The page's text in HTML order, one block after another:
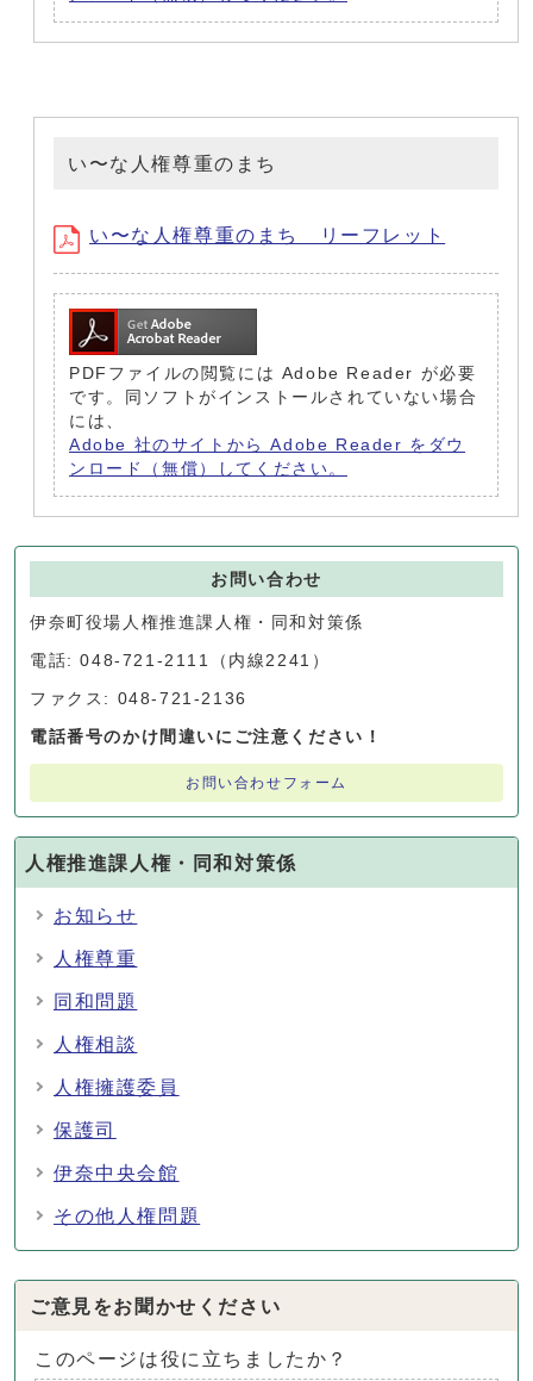
い〜な人権尊重のまち
い〜な人権尊重のまち リーフレット
PDFファイルの閲覧には Adobe Reader が必要
です。同ソフトがインストールされていない場合
には、
Adobe 社のサイトから Adobe Reader をダウ
ンロード（無償）してください。
お問い合わせ
伊奈町役場人権推進課人権・同和対策係
電話: 048-721-2111（内線2241）
ファクス: 048-721-2136
電話番号のかけ間違いにご注意ください！
お問い合わせフォーム
人権推進課人権・同和対策係
お知らせ
人権尊重
同和問題
人権相談
人権擁護委員
保護司
伊奈中央会館
その他人権問題
ご意見をお聞かせください
このページは役に立ちましたか？